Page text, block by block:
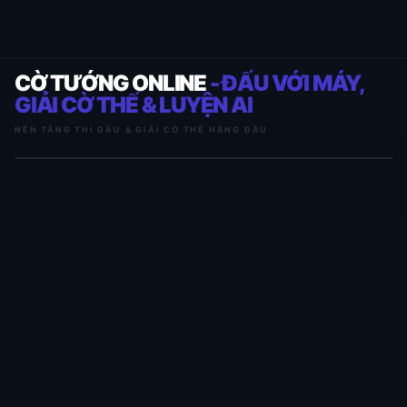
CỜ TƯỚNG ONLINE- ĐẤU VỚI MÁY,
GIẢI CỜ THẾ & LUYỆN AI
NỀN TẢNG THI ĐẤU & GIẢI CỜ THẾ HÀNG ĐẦU